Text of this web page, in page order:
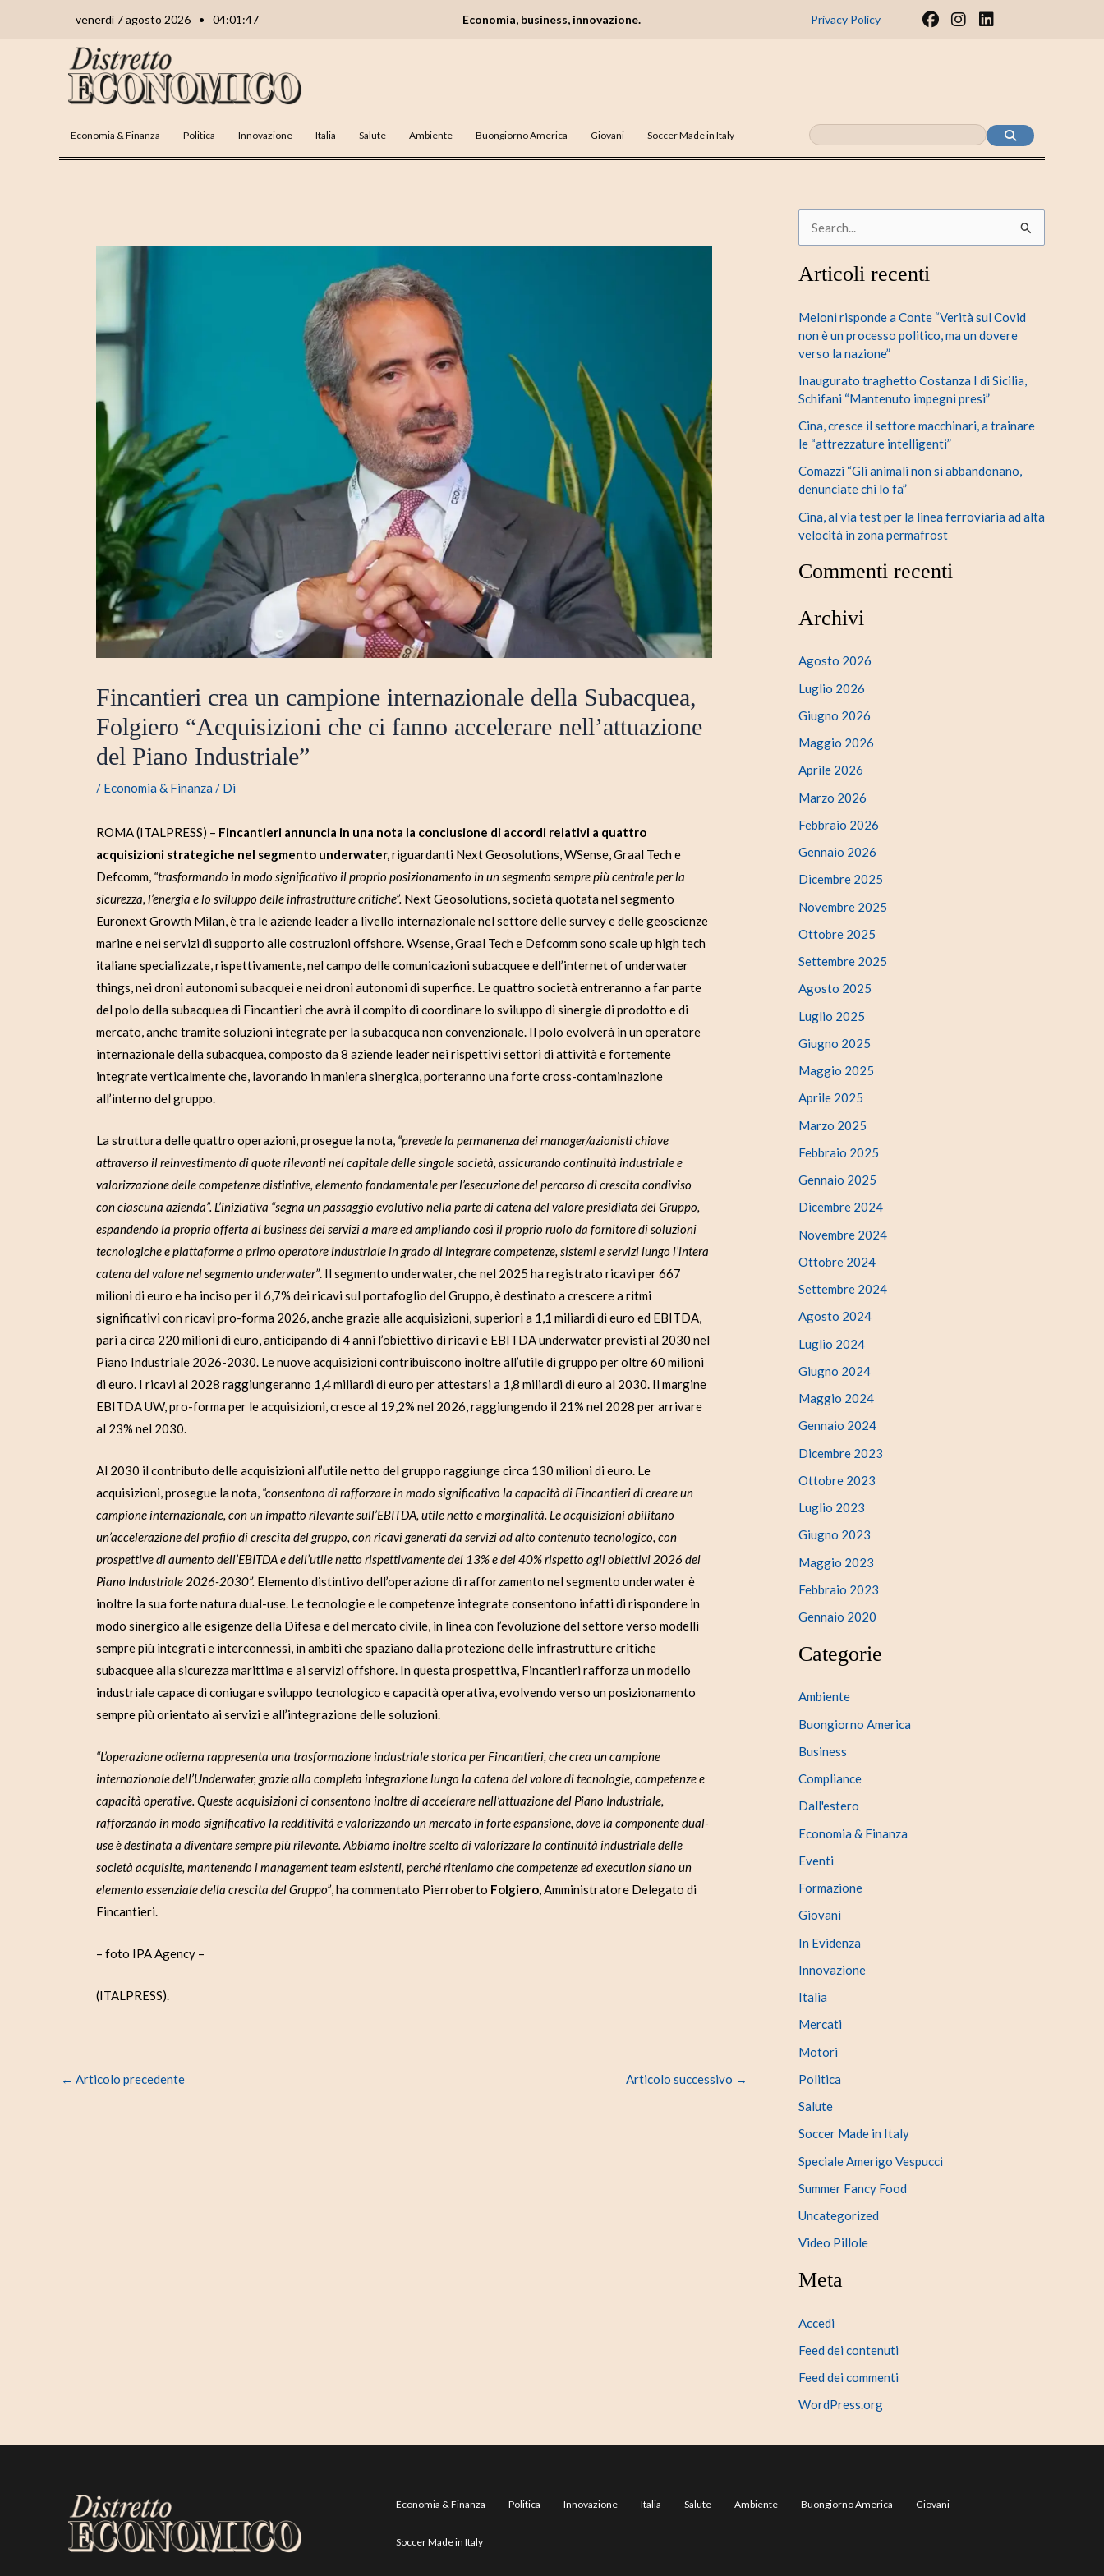
venerdì 7 agosto 2026 • 04:01:48 Economia, business, innovazione. Privacy Policy
F
I
m
L
n
Economia & Finanza Politica Innovazione Italia Salute Ambiente Buongiorno America Giovani Soccer Made in Italy
Fincantieri crea un campione internazionale della Subacquea,
Folgiero “Acquisizioni che ci fanno accelerare nell’attuazione
del Piano Industriale”
/ Economia & Finanza / Di
ROMA (ITALPRESS) – Fincantieri annuncia in una nota la conclusione di accordi relativi a quattro
acquisizioni strategiche nel segmento underwater,riguardanti Next Geosolutions, WSense, Graal Tech e
Defcomm, “trasformando in modo significativo il proprio posizionamento in un segmento sempre più centrale per la
sicurezza, l’energia e lo sviluppo delle infrastrutture critiche”. Next Geosolutions, società quotata nel segmento
Euronext Growth Milan, è tra le aziende leader a livello internazionale nel settore delle survey e delle geoscienze
marine e nei servizi di supporto alle costruzioni offshore. Wsense, Graal Tech e Defcomm sono scale up high tech
italiane specializzate, rispettivamente, nel campo delle comunicazioni subacquee e dell’internet of underwater
things, nei droni autonomi subacquei e nei droni autonomi di superfice. Le quattro società entreranno a far parte
del polo della subacquea di Fincantieri che avrà il compito di coordinare lo sviluppo di sinergie di prodotto e di
mercato, anche tramite soluzioni integrate per la subacquea non convenzionale. Il polo evolverà in un operatore
internazionale della subacquea, composto da 8 aziende leader nei rispettivi settori di attività e fortemente
integrate verticalmente che, lavorando in maniera sinergica, porteranno una forte cross-contaminazione
all’interno del gruppo.
La struttura delle quattro operazioni, prosegue la nota, “prevede la permanenza dei manager/azionisti chiave
attraverso il reinvestimento di quote rilevanti nel capitale delle singole società, assicurando continuità industriale e
valorizzazione delle competenze distintive, elemento fondamentale per l’esecuzione del percorso di crescita condiviso
con ciascuna azienda”. L’iniziativa “segna un passaggio evolutivo nella parte di catena del valore presidiata del Gruppo,
espandendo la propria offerta al business dei servizi a mare ed ampliando così il proprio ruolo da fornitore di soluzioni
tecnologiche e piattaforme a primo operatore industriale in grado di integrare competenze, sistemi e servizi lungo l’intera
catena del valore nel segmento underwater”. Il segmento underwater, che nel 2025 ha registrato ricavi per 667
milioni di euro e ha inciso per il 6,7% dei ricavi sul portafoglio del Gruppo, è destinato a crescere a ritmi
significativi con ricavi pro-forma 2026, anche grazie alle acquisizioni, superiori a 1,1 miliardi di euro ed EBITDA,
pari a circa 220 milioni di euro, anticipando di 4 anni l’obiettivo di ricavi e EBITDA underwater previsti al 2030 nel
Piano Industriale 2026-2030. Le nuove acquisizioni contribuiscono inoltre all’utile di gruppo per oltre 60 milioni
di euro. I ricavi al 2028 raggiungeranno 1,4 miliardi di euro per attestarsi a 1,8 miliardi di euro al 2030. Il margine
EBITDA UW, pro-forma per le acquisizioni, cresce al 19,2% nel 2026, raggiungendo il 21% nel 2028 per arrivare
al 23% nel 2030.
Al 2030 il contributo delle acquisizioni all’utile netto del gruppo raggiunge circa 130 milioni di euro. Le
acquisizioni, prosegue la nota, “consentono di rafforzare in modo significativo la capacità di Fincantieri di creare un
campione internazionale, con un impatto rilevante sull’EBITDA, utile netto e marginalità. Le acquisizioni abilitano
un’accelerazione del profilo di crescita del gruppo, con ricavi generati da servizi ad alto contenuto tecnologico, con
prospettive di aumento dell’EBITDA e dell’utile netto rispettivamente del 13% e del 40% rispetto agli obiettivi 2026 del
Piano Industriale 2026-2030”. Elemento distintivo dell’operazione di rafforzamento nel segmento underwater è
inoltre la sua forte natura dual-use. Le tecnologie e le competenze integrate consentono infatti di rispondere in
modo sinergico alle esigenze della Difesa e del mercato civile, in linea con l’evoluzione del settore verso modelli
sempre più integrati e interconnessi, in ambiti che spaziano dalla protezione delle infrastrutture critiche
subacquee alla sicurezza marittima e ai servizi offshore. In questa prospettiva, Fincantieri rafforza un modello
industriale capace di coniugare sviluppo tecnologico e capacità operativa, evolvendo verso un posizionamento
sempre più orientato ai servizi e all’integrazione delle soluzioni.
“L’operazione odierna rappresenta una trasformazione industriale storica per Fincantieri, che crea un campione
internazionale dell’Underwater, grazie alla completa integrazione lungo la catena del valore di tecnologie, competenze e
capacità operative. Queste acquisizioni ci consentono inoltre di accelerare nell’attuazione del Piano Industriale,
rafforzando in modo significativo la redditività e valorizzando un mercato in forte espansione, dove la componente dual-
use è destinata a diventare sempre più rilevante. Abbiamo inoltre scelto di valorizzare la continuità industriale delle
società acquisite, mantenendo i management team esistenti, perché riteniamo che competenze ed execution siano un
elemento essenziale della crescita del Gruppo”, ha commentato Pierroberto Folgiero,Amministratore Delegato di
Fincantieri.
– foto IPA Agency –
(ITALPRESS).
← Articolo precedente Articolo successivo →
r
a
:
Articoli recenti
Meloni risponde a Conte “Verità sul Covid
non è un processo politico, ma un dovere
verso la nazione”
Inaugurato traghetto Costanza I di Sicilia,
Schifani “Mantenuto impegni presi”
Cina, cresce il settore macchinari, a trainare
le “attrezzature intelligenti”
Comazzi “Gli animali non si abbandonano,
denunciate chi lo fa”
Cina, al via test per la linea ferroviaria ad alta
velocità in zona permafrost
Commenti recenti
Archivi
Agosto 2026
Luglio 2026
Giugno 2026
Maggio 2026
Aprile 2026
Marzo 2026
Febbraio 2026
Gennaio 2026
Dicembre 2025
Novembre 2025
Ottobre 2025
Settembre 2025
Agosto 2025
Luglio 2025
Giugno 2025
Maggio 2025
Aprile 2025
Marzo 2025
Febbraio 2025
Gennaio 2025
Dicembre 2024
Novembre 2024
Ottobre 2024
Settembre 2024
Agosto 2024
Luglio 2024
Giugno 2024
Maggio 2024
Gennaio 2024
Dicembre 2023
Ottobre 2023
Luglio 2023
Giugno 2023
Maggio 2023
Febbraio 2023
Gennaio 2020
Categorie
Ambiente
Buongiorno America
Business
Compliance
Dall'estero
Economia & Finanza
Eventi
Formazione
Giovani
In Evidenza
Innovazione
Italia
Mercati
Motori
Politica
Salute
Soccer Made in Italy
Speciale Amerigo Vespucci
Summer Fancy Food
Uncategorized
Video Pillole
Meta
Accedi
Feed dei contenuti
Feed dei commenti
WordPress.org
Economia & Finanza Politica Innovazione Italia Salute Ambiente Buongiorno America Giovani
Soccer Made in Italy